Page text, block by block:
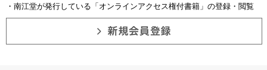
・南江堂が発行している「オンラインアクセス権付書籍」の登録・閲覧